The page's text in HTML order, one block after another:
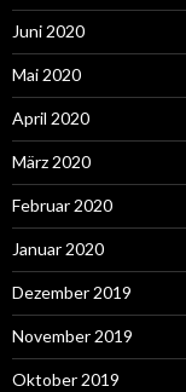
Juni 2020
Mai 2020
April 2020
März 2020
Februar 2020
Januar 2020
Dezember 2019
November 2019
Oktober 2019